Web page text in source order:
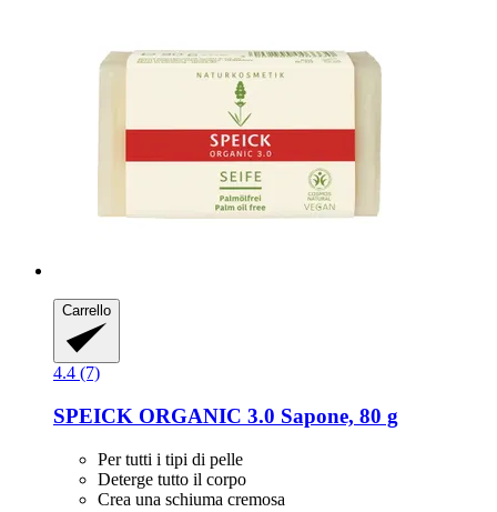
Carrello
4.4 (7)
SPEICK ORGANIC 3.0 Sapone, 80 g
Per tutti i tipi di pelle
Deterge tutto il corpo
Crea una schiuma cremosa